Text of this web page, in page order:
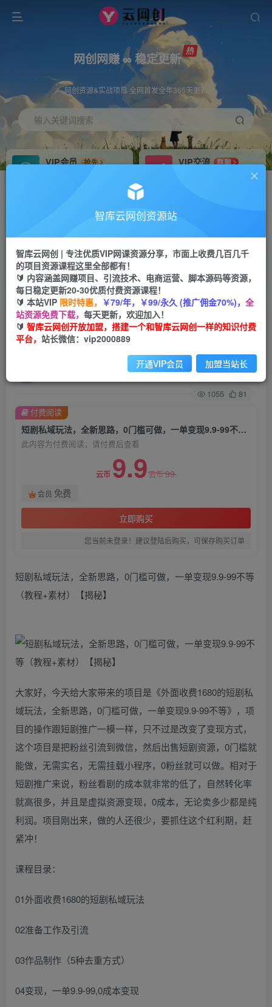
网创网赚 ∞ 稳定更新
网创资源&实战项目 全网首发全年365天更新
输入关键词搜索
VIP会员
抢先
VIP交流
群聊
研究探讨更多创业项目路子。
会员专属推广链接
网赚网创 项目
365天稳定跟新
APP下载
GO
首页 创业课程 会员免费 正文
短剧私域玩法，全新思路，0门槛可做，一单变现
9.9-99不等（教程+素材）【揭秘】
关注 私信
1055 81
短剧私域玩法，全新思路，0门槛可做，一单变现9.9-99不等（教程+素材）【揭秘】
此内容为付费阅读，请付费后查看
云币 9.9云币99
会员 免费
立即购买
您当前未登录！建议登陆后购买，可保存购买订单
付费阅读
短剧私域玩法，全新思路，0门槛可做，一单变现9.9-99不等
（教程+素材）【揭秘】
大家好，今天给大家带来的项目是《外面收费1680的短剧私
域玩法，全新思路，0门槛可做，一单变现9.9-99不等》，项
目的操作跟短剧推广一模一样，只不过是改变了变现方式，
这个项目是把粉丝引流到微信，然后出售短剧资源，0门槛就
能做，无需实名，无需挂载小程序，0粉丝就可以做。相对于
短剧推广来说，粉丝看剧的成本就非常的低了，自然转化率
就高很多，并且是虚拟资源变现，0成本，无论卖多少都是纯
利润。项目刚出来，做的人还很少，要抓住这个红利期，赶
紧冲！
课程目录：
01外面收费1680的短剧私域玩法
02准备工作及引流
03作品制作（5种去重方式）
04变现，一单9.9-99,0成本变现
智库云网创资源站
智库云网创 | 专注优质VIP网课资源分享，市面上收费几百几千
的项目资源课程这里全部都有！
🔰 内容涵盖网赚项目、引流技术、电商运营、脚本源码等资源，
每日稳定更新20-30优质付费资源课程！
🔰 本站VIP 限时特惠， ￥79/年，￥99/永久 (推广佣金70%)， 全
站资源免费下载， 每天更新，欢迎加入！
🔰 智库云网创开放加盟，搭建一个和智库云网创一样的知识付费
平台， 站长微信：vip2000889
开通VIP会员 加盟当站长